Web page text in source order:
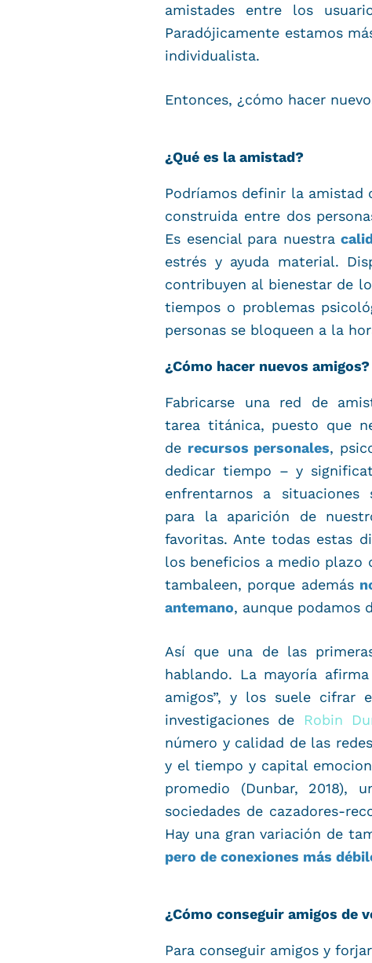
amistades entre los
Paradójicamente estamos
individualista.
Entonces, ¿cómo hacer
¿Qué es la amistad?
Podríamos definir la amistad
construida entre dos
Es esencial para nuestra
estrés y ayuda material.
contribuyen al bienestar de
tiempos o problemas
personas se bloqueen a la
¿Cómo hacer nuevos amigos?
Fabricarse una red de
tarea titánica, puesto que
de recursos personales,
dedicar tiempo – y
enfrentarnos a situaciones
para la aparición de
favoritas. Ante todas estas
los beneficios a medio plazo
tambaleen, porque además
antemano, aunque podamos
Así que una de las
hablando. La mayoría
amigos”, y los suele cifrar
investigaciones de Robin
número y calidad de las
y el tiempo y capital
promedio (Dunbar, 2018),
sociedades de cazadores-
Hay una gran variación de
pero de conexiones más
¿Cómo conseguir amigos de
Para conseguir amigos y